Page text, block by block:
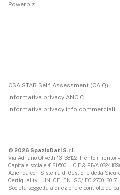
Powerbiz
CSA STAR Self-Assessment (CAIQ)
Informativa privacy ANCIC
Informativa privacy info commerciali
© 2026 SpazioDati S.r.l.
Via Adriano Olivetti 13, 38122 Trento (Trento)
Capitale sociale € 21.600 — C.F & P.IVA
Azienda con Sistema di Gestione della
Certiquality – UNI CEI EN ISO/IEC 27001:2017
Società soggetta a direzione e controllo da